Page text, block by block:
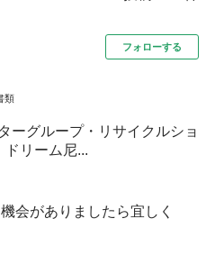
フォローする
類
ーグループ・リサイクルショ
ドリーム尼...
会がありましたら宜しく